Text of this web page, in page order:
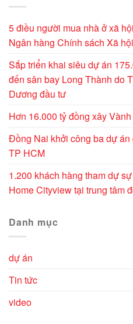
5 điều người mua nhà ở xã
Ngân hàng Chính sách Xã hội
Sắp triển khai siêu dự án
đến sân bay Long Thành do
Dương đầu tư
Hơn 16.000 tỷ đồng xây
Đồng Nai khởi công ba dự án
TP HCM
1.200 khách hàng tham dự
Home Cityview tại trung tâm
Danh mục
dự án
Tin tức
video